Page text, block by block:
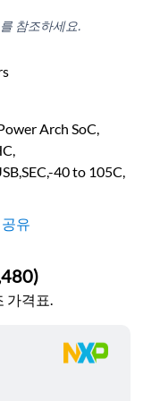
참조하세요.
Arch SoC,
40 to 105C,
유
)
가격표.